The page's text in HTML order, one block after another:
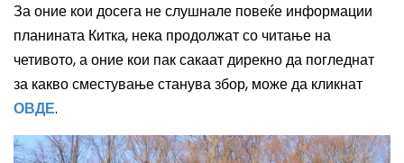
За оние кои досега не слушнале повеќе информации
планината Китка, нека продолжат со читање на
четивото, а оние кои пак сакаат дирекно да погледнат
за какво сместување станува збор, може да кликнат
ОВДЕ.